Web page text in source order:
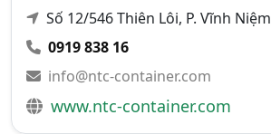
Số 12/546 Thiên Lôi, P. Vĩnh
0919 838 16
info@ntc-container.com
www.ntc-container.com